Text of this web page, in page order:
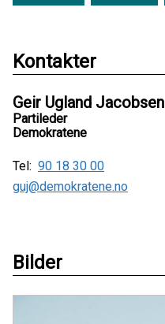
Kontakter
Geir Ugland Jacobsen
Partileder
Demokratene
Tel: 90 18 30 00
guj@demokratene.no
Bilder